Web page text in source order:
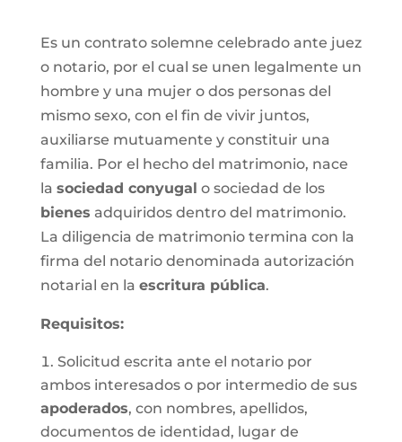
Es un contrato solemne celebrado ante juez
o notario, por el cual se unen legalmente un
hombre y una mujer o dos personas del
mismo sexo, con el fin de vivir juntos,
auxiliarse mutuamente y constituir una
familia. Por el hecho del matrimonio, nace
la sociedad conyugal o sociedad de los
bienes adquiridos dentro del matrimonio.
La diligencia de matrimonio termina con la
firma del notario denominada autorización
notarial en la escritura pública.
Requisitos:
Solicitud escrita ante el notario por
ambos interesados o por intermedio de sus
apoderados, con nombres, apellidos,
documentos de identidad, lugar de